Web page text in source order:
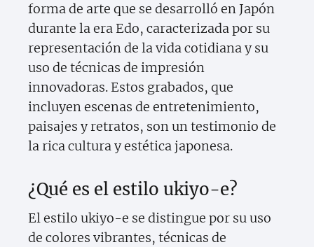
forma de arte que se desarrolló en Japón
durante la era Edo, caracterizada por su
representación de la vida cotidiana y su
uso de técnicas de impresión
innovadoras. Estos grabados, que
incluyen escenas de entretenimiento,
paisajes y retratos, son un testimonio de
la rica cultura y estética japonesa.
¿Qué es el estilo ukiyo-e?
El estilo ukiyo-e se distingue por su uso
de colores vibrantes, técnicas de